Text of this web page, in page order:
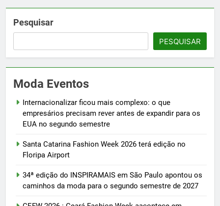
Pesquisar
PESQUISAR
Moda Eventos
Internacionalizar ficou mais complexo: o que
empresários precisam rever antes de expandir para os
EUA no segundo semestre
Santa Catarina Fashion Week 2026 terá edição no
Floripa Airport
34ª edição do INSPIRAMAIS em São Paulo apontou os
caminhos da moda para o segundo semestre de 2027